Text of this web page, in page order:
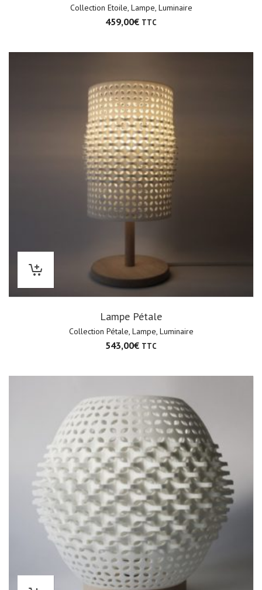
Collection Etoile, Lampe, Luminaire
459,00€ TTC
Lampe Pétale
Collection Pétale, Lampe, Luminaire
543,00€ TTC